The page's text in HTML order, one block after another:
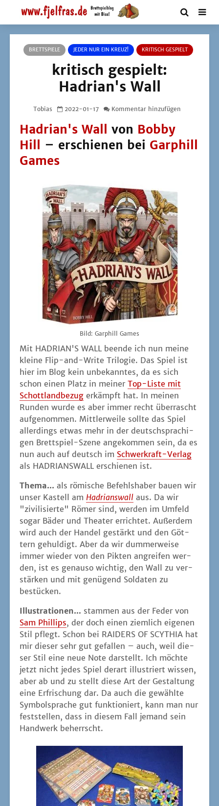
BRETTSPIELE JEDER NUR EIN KREUZ! KRITISCH GESPIELT
kritisch gespielt:
Hadrian's Wall
Tobias 2022-01-17 Kommentar hinzufügen
Hadrian's Wall von Bobby
Hill
– erschienen bei Garphill
Games
Bild: Gar­phill Games
Mit HADRIAN'S WALL been­de ich nun mei­ne
klei­ne Flip-and-Wri­te Tri­lo­gie. Das Spiel ist
hier im Blog kein unbe­kann­tes, da es sich
schon einen Platz in mei­ner Top-Lis­te mit
Schott­land­be­zug erkämpft hat. In mei­nen
Run­den wur­de es aber immer recht über­rascht
auf­ge­nom­men. Mitt­ler­wei­le soll­te das Spiel
aller­dings etwas mehr in der deutsch­spra­chi­
gen Brett­spiel-Sze­ne ange­kom­men sein, da es
nun auch auf deutsch im Schwer­kraft-Ver­lag
als HADRIANSWALL erschie­nen ist.
The­ma... als römi­sche Befehls­ha­ber bau­en wir
unser Kas­tell am Hadri­ans­wall aus. Da wir
"zivi­li­sier­te" Römer sind, wer­den im Umfeld
sogar Bäder und Thea­ter errich­tet. Außer­dem
wird auch der Han­del gestärkt und den Göt­
tern gehul­digt. Aber da wir dum­mer­wei­se
immer wie­der von den Pik­ten angrei­fen wer­
den, ist es genau­so wich­tig, den Wall zu ver­
stär­ken und mit genü­gend Sol­da­ten zu
bestücken.
Illus­tra­tio­nen… stam­men aus der Feder von
Sam Phil­lips, der doch einen ziem­lich eige­nen
Stil pflegt. Schon bei RAIDERS OF SCYTHIA hat
mir die­ser sehr gut gefal­len – auch, weil die­
ser Stil eine neue Note dar­stellt. Ich möch­te
jetzt nicht jedes Spiel der­art illus­triert wis­sen,
aber ab und zu stellt die­se Art der Gestal­tung
eine Erfri­schung dar. Da auch die gewähl­te
Sym­bol­spra­che gut funk­tio­niert, kann man nur
fest­stel­len, dass in die­sem Fall jemand sein
Hand­werk beherrscht.